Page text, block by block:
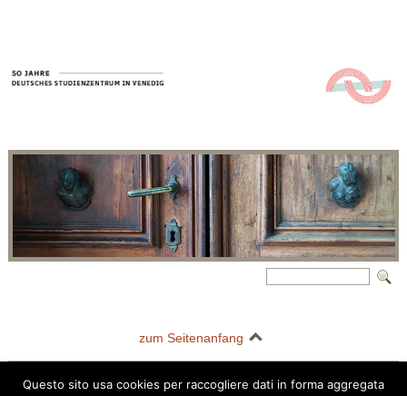
zum Seitenanfang
Deutsches Studienzentrum in Venedig | Palazzo Barbarigo della Terrazza |
Questo sito usa cookies per raccogliere dati in forma aggregata